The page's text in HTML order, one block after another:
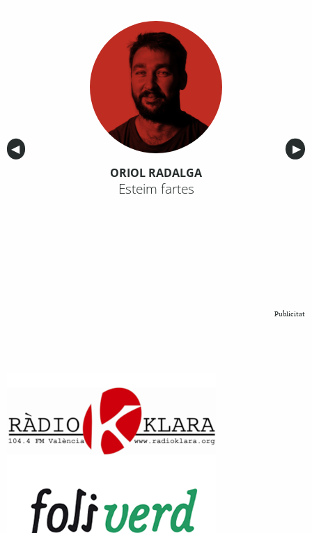
Anterior
◀︎ ▶︎
ORIOL RADALGA
Esteim fartes
Publicitat